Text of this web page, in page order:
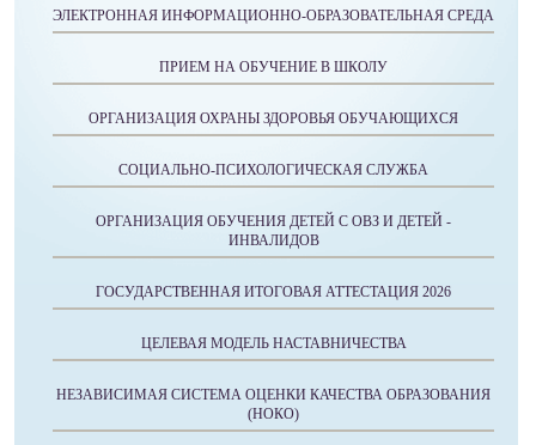
ЭЛЕКТРОННАЯ ИНФОРМАЦИОННО-ОБРАЗОВАТЕЛЬНАЯ СРЕДА
ПРИЕМ НА ОБУЧЕНИЕ В ШКОЛУ
ОРГАНИЗАЦИЯ ОХРАНЫ ЗДОРОВЬЯ ОБУЧАЮЩИХСЯ
СОЦИАЛЬНО-ПСИХОЛОГИЧЕСКАЯ СЛУЖБА
ОРГАНИЗАЦИЯ ОБУЧЕНИЯ ДЕТЕЙ С ОВЗ И ДЕТЕЙ -
ИНВАЛИДОВ
ГОСУДАРСТВЕННАЯ ИТОГОВАЯ АТТЕСТАЦИЯ 2026
ЦЕЛЕВАЯ МОДЕЛЬ НАСТАВНИЧЕСТВА
НЕЗАВИСИМАЯ СИСТЕМА ОЦЕНКИ КАЧЕСТВА ОБРАЗОВАНИЯ
(НОКО)